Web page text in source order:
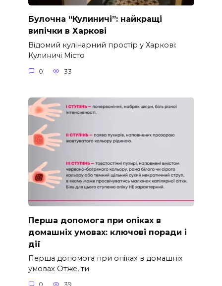
Булочна “Кулиничі”: найкращі
випічки в Харкові
Відомий кулінарний простір у Харкові:
Кулиничі Місто
0 33
Перша допомога при опіках в
домашніх умовах: ключові поради і
дії
Перша допомога при опіках в домашніх
умовах Отже, ти
0 39